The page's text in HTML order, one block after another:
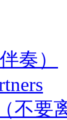
奏）
不要